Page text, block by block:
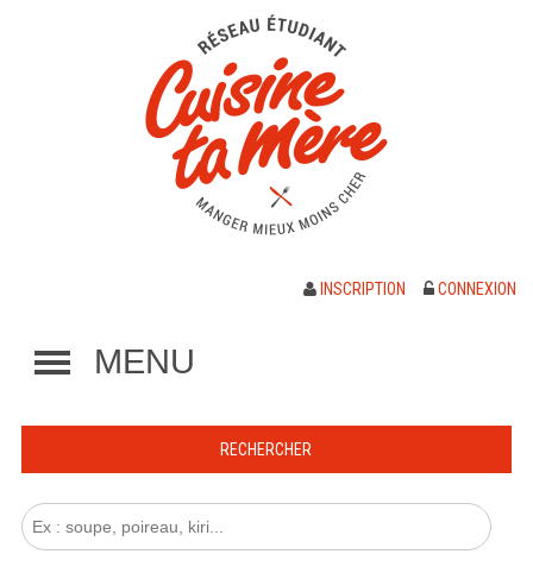
INSCRIPTION CONNEXION
MENU